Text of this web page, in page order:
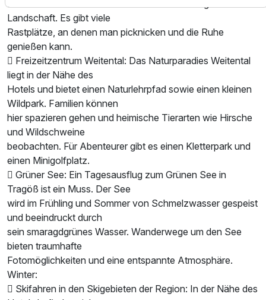
Landschaft. Es gibt viele
Rastplätze, an denen man picknicken und die Ruhe
genießen kann.
 Freizeitzentrum Weitental: Das Naturparadies Weitental
liegt in der Nähe des
Hotels und bietet einen Naturlehrpfad sowie einen kleinen
Wildpark. Familien können
hier spazieren gehen und heimische Tierarten wie Hirsche
und Wildschweine
beobachten. Für Abenteurer gibt es einen Kletterpark und
einen Minigolfplatz.
 Grüner See: Ein Tagesausflug zum Grünen See in
Tragöß ist ein Muss. Der See
wird im Frühling und Sommer von Schmelzwasser gespeist
und beeindruckt durch
sein smaragdgrünes Wasser. Wanderwege um den See
bieten traumhafte
Fotomöglichkeiten und eine entspannte Atmosphäre.
Winter:
 Skifahren in den Skigebieten der Region: In der Nähe des